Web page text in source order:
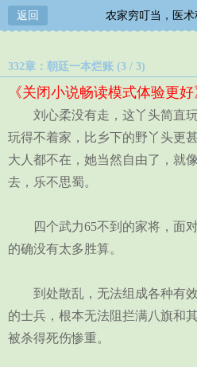
返回 农家穷叮当，医
332章：朝廷一本烂账 (3 / 3)
《关闭小说畅读模式体验更好
刘心柔没有走，这丫头简直玩
玩得不着家，比乡下的野丫头更
大人都不在，她当然自由了，就
去，乐不思蜀。
四个武力65不到的家将，面对
的确没有太多胜算。
到处散乱，无法组成各种有效
的士兵，根本无法阻拦满八旗和
被杀得死伤惨重。